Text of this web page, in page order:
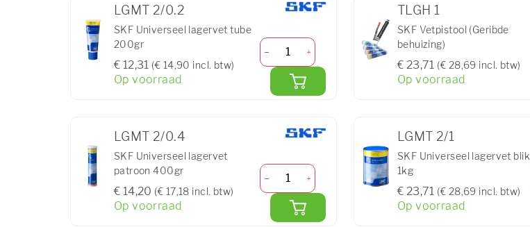
LGMT 2/0.2
SKF Universeel lagervet tube
200gr
€ 12,31 (€ 14,90 incl. btw)
Op voorraad
TLGH 1
SKF Vetpistool (Geribde
behuizing)
€ 23,71 (€ 28,69 incl. btw)
Op voorraad
LGMT 2/0.4
SKF Universeel lagervet
patroon 400gr
€ 14,20 (€ 17,18 incl. btw)
Op voorraad
LGMT 2/1
SKF Universeel lagervet blik
1kg
€ 23,71 (€ 28,69 incl. btw)
Op voorraad